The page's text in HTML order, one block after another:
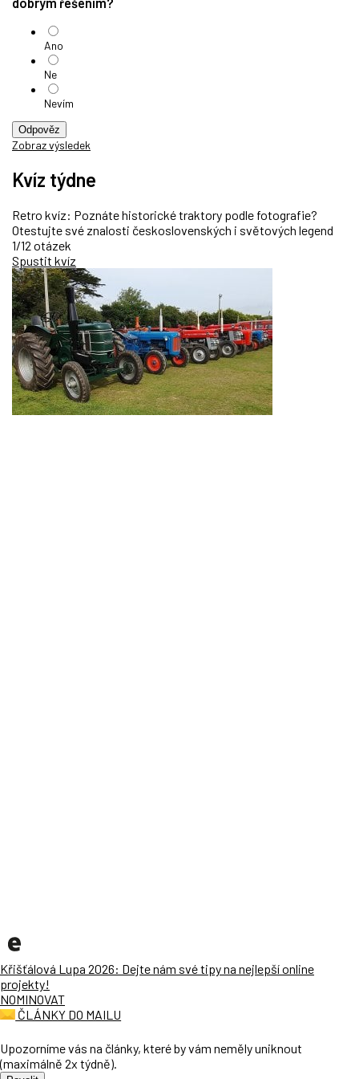
Ano
Ne
Nevím
Odpověz
Zobraz výsledek
Kvíz týdne
Retro kvíz: Poznáte historické traktory podle fotografie?
Otestujte své znalosti československých i světových legend
1/12 otázek
Spustit kvíz
Křišťálová Lupa 2026: Dejte nám své tipy na nejlepší online
projekty!
NOMINOVAT
ČLÁNKY DO MAILU
Upozorníme vás na články, které by vám neměly uniknout
(maximálně 2x týdně).